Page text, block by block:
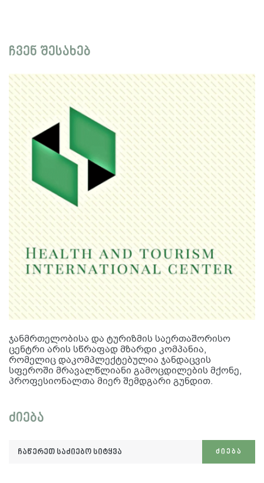
ჩვენ შესახებ
ჯანმრთელობისა და ტურიზმის საერთაშორისო
ცენტრი არის სწრაფად მზარდი კომპანია,
რომელიც დაკომპლექტებულია ჯანდაცვის
სფეროში მრავალწლიანი გამოცდილების მქონე,
პროფესიონალთა მიერ შემდგარი გუნდით.
ძიება
ჩაწერეთ
ᲫᲘᲔᲑᲐ